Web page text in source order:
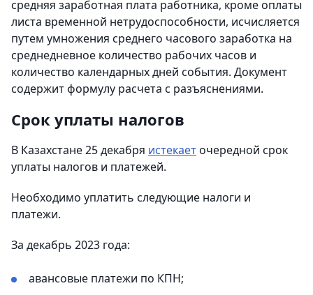
средняя заработная плата работника, кроме оплаты
листа временной нетрудоспособности, исчисляется
путем умножения среднего часового заработка на
среднедневное количество рабочих часов и
количество календарных дней события. Документ
содержит формулу расчета с разъяснениями.
Срок уплаты налогов
В Казахстане 25 декабря истекаеточередной срок
уплаты налогов и платежей.
Необходимо уплатить следующие налоги и
платежи.
За декабрь 2023 года:
авансовые платежи по КПН;